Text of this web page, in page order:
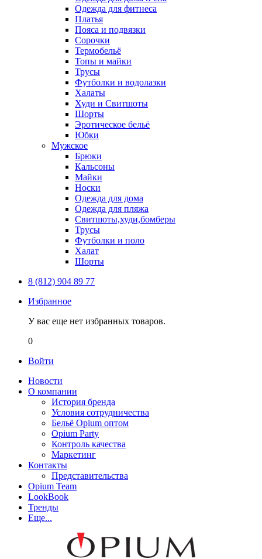
Одежда для фитнеса
Платья
Пояса и подвязки
Сорочки
Термобельё
Топы и майки
Трусы
Футболки и водолазки
Халаты
Худи и Свитшоты
Шорты
Эротическое бельё
Юбки
Мужское
Брюки
Кальсоны
Майки
Носки
Одежда для дома
Одежда для пляжа
Свитшоты,худи,бомберы
Трусы
Футболки и поло
Халат
Шорты
8 (812) 904 89 77
Избранное
У вас еще нет избранных товаров.
0
Войти
Новости
О компании
История бренда
Условия сотрудничества
Бельё Opium оптом
Opium Party
Контроль качества
Маркетинг
Контакты
Представительства
Opium Team
LookBook
Тренды
Еще...